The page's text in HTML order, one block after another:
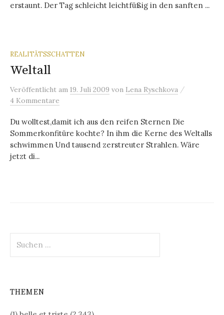
erstaunt. Der Tag schleicht leichtfüßig in den sanften ...
REALITÄTSSCHATTEN
Weltall
Veröffentlicht am 19. Juli 2009 von Lena Ryschkova /
4 Kommentare
Du wolltest,damit ich aus den reifen Sternen Die
Sommerkonfitüre kochte? In ihm die Kerne des Weltalls
schwimmen Und tausend zerstreuter Strahlen. Wäre
jetzt di...
nach:
THEMEN